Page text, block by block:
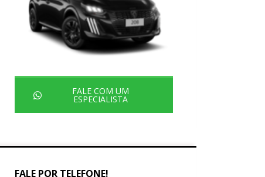
FALE COM UM
ESPECIALISTA
FALE POR TELEFONE!